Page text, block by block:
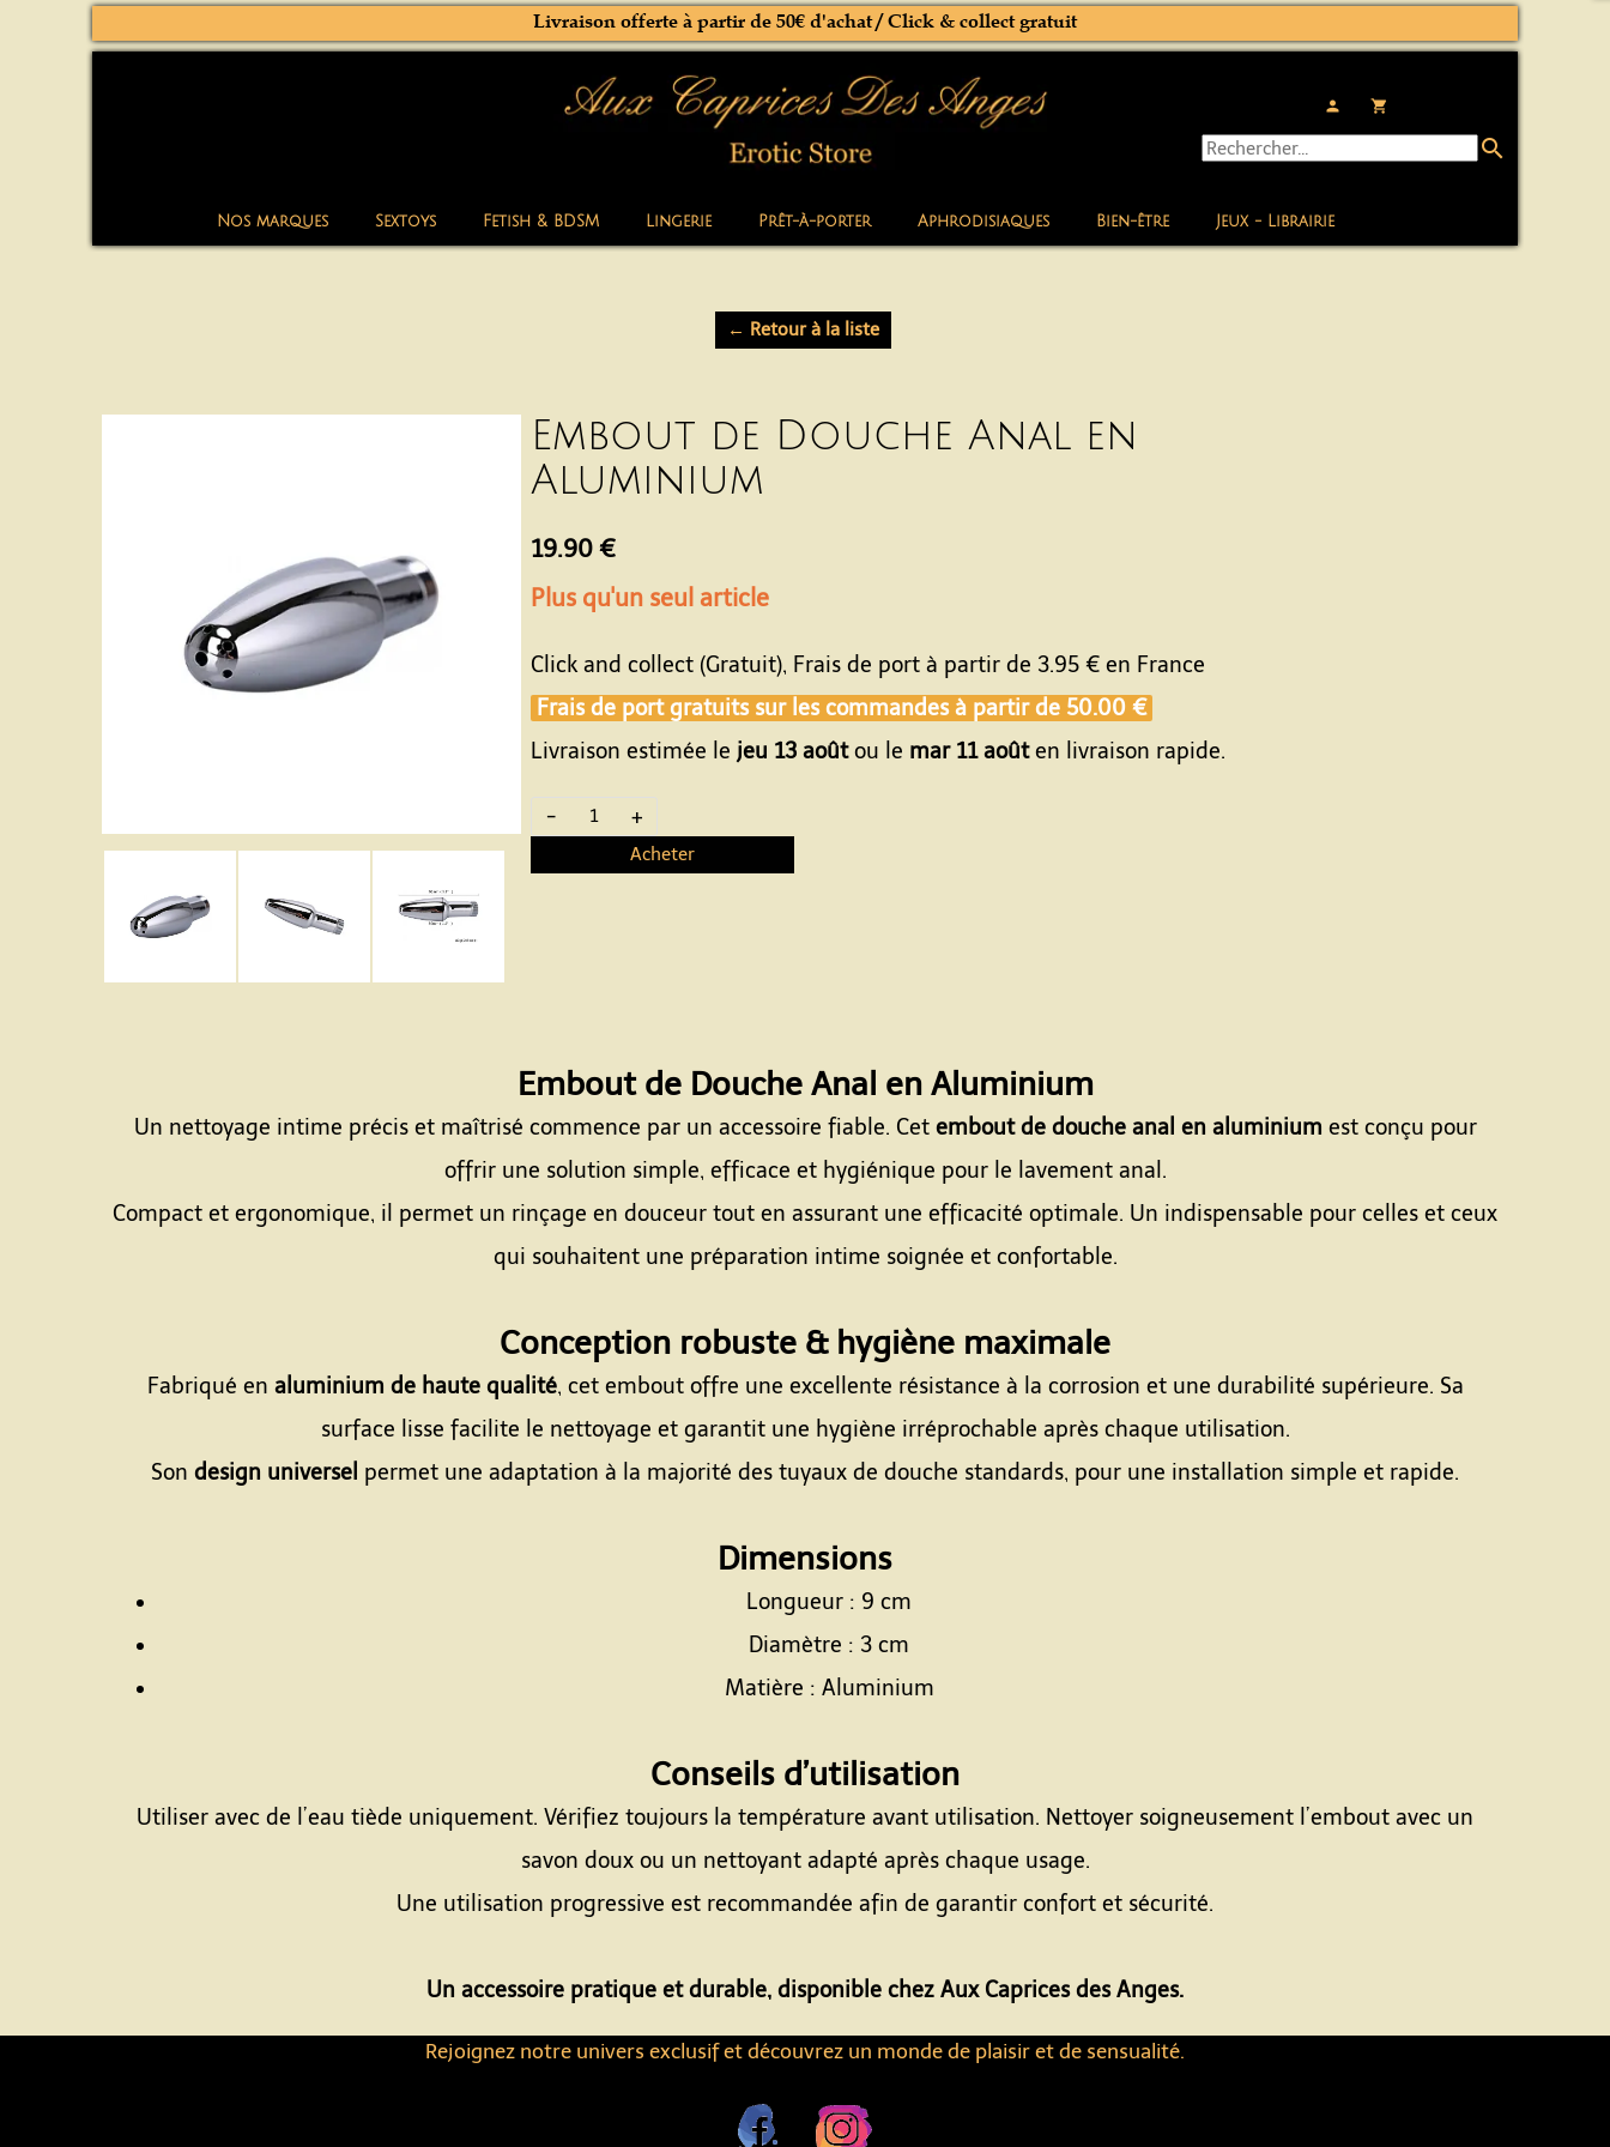
Nos marques Sextoys Fetish & BDSM Lingerie Prêt-à-porter Aphrodisiaques Bien-être Jeux - Librairie
person local_grocery_store
Livraison offerte à partir de 50€ d'achat / Click & collect gratuit
search
Rejoignez notre univers exclusif et découvrez un monde de plaisir et de sensualité.
← Retour à la liste
Embout de Douche Anal en
Aluminium
19.90 €
Plus qu'un seul article
Click and collect (Gratuit), Frais de port à partir de 3.95 € en France
Frais de port gratuits sur les commandes à partir de 50.00 €
Livraison estimée le jeu 13 aoûtou le mar 11 aoûten livraison rapide.
- +
Acheter
Embout de Douche Anal en Aluminium
Un nettoyage intime précis et maîtrisé commence par un accessoire fiable. Cet embout de douche anal en aluminium est conçu pour
offrir une solution simple, efficace et hygiénique pour le lavement anal.
Compact et ergonomique, il permet un rinçage en douceur tout en assurant une efficacité optimale. Un indispensable pour celles et ceux
qui souhaitent une préparation intime soignée et confortable.
Conception robuste & hygiène maximale
Fabriqué en aluminium de haute qualité, cet embout offre une excellente résistance à la corrosion et une durabilité supérieure. Sa
surface lisse facilite le nettoyage et garantit une hygiène irréprochable après chaque utilisation.
Son design universel permet une adaptation à la majorité des tuyaux de douche standards, pour une installation simple et rapide.
Dimensions
Longueur : 9 cm
Diamètre : 3 cm
Matière : Aluminium
Conseils d’utilisation
Utiliser avec de l’eau tiède uniquement. Vérifiez toujours la température avant utilisation. Nettoyer soigneusement l’embout avec un
savon doux ou un nettoyant adapté après chaque usage.
Une utilisation progressive est recommandée afin de garantir confort et sécurité.
Un accessoire pratique et durable, disponible chez Aux Caprices des Anges.